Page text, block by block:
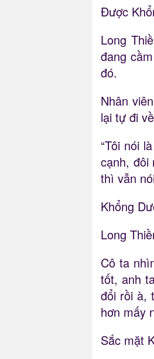
Được
Long
đang
đó.
Nhân
lại tự đi
“Tôi nói
cạnh, đôi
thì vẫn
Khổng
Long
Cô ta
tốt, anh
đổi rồi à,
hơn mấy
Sắc mặt